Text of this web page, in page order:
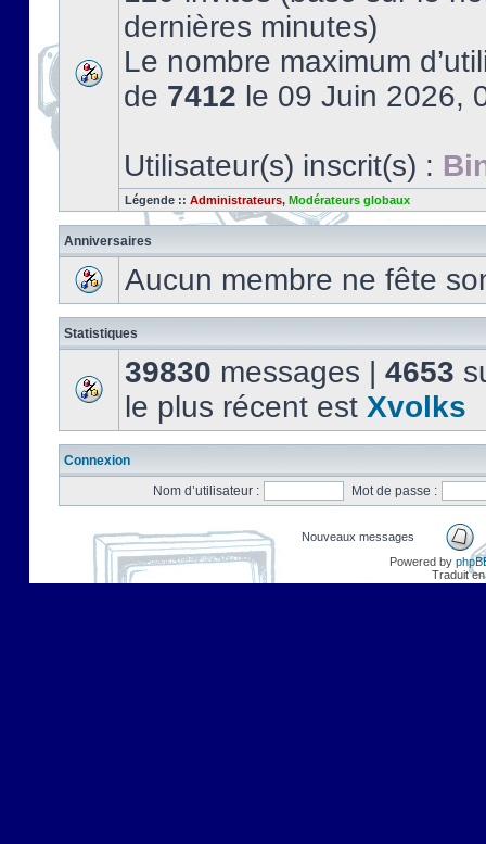
dernières minutes)
Le nombre maximum
de 7412 le 09 Juin 2026,
Utilisateur(s) inscrit(s) :
Légende :: Administrateurs, Modérateurs globaux
Anniversaires
Aucun membre ne fête
Statistiques
39830 messages | 4653
le plus récent est Xvolks
Connexion
Nom d’utilisateur :
Mot de passe :
Nouveaux messages
Powered by
Traduit